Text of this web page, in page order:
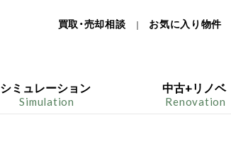
買取・売却相談 ｜ お気に入り物件
シミュレーション
Simulation
中古+リノベ
Renovation